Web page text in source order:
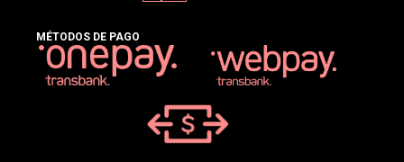
MÉTODOS DE PAGO